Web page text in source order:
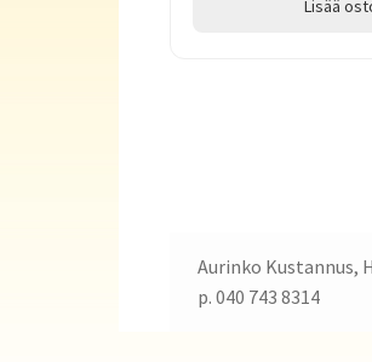
Lisää
Aurinko Kustannus,
p. 040 743 8314